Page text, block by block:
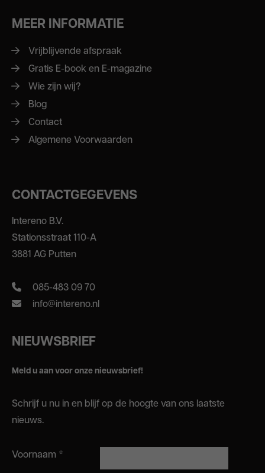
MEER INFORMATIE
Vrijblijvende afspraak
Gratis E-book en E-magazine
Wie zijn wij?
Blog
Contact
Algemene Voorwaarden
CONTACTGEGEVENS
Intereno B.V.
Stationsstraat 110-A
3881 AG Putten
085-483 09 70
info@intereno.nl
NIEUWSBRIEF
Meld u aan voor onze nieuwsbrief!
Schrijf u nu in en blijf op de hoogte van ons laatste
nieuws.
Voornaam *